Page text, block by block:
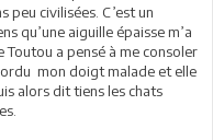
peu civilisées. C’est un
qu’une aiguille épaisse m’a
Toutou a pensé à me consoler
mon doigt malade et elle
alors dit tiens les chats